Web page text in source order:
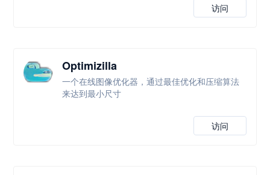
访问
Optimizilla
一个在线图像优化器，通过最佳优化和压缩算法
来达到最小尺寸
访问